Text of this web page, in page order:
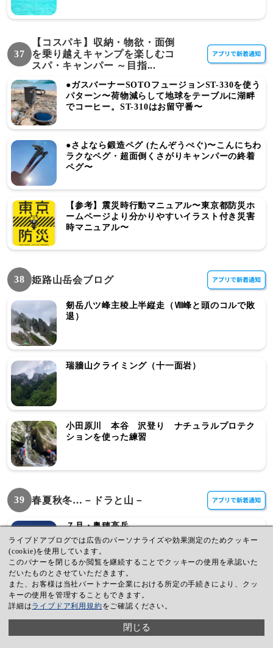
37
【コスパキ】収納・物欲・面倒
を乗り越えキャンプを楽しむコ
スパ・キャンパー ～目指...
●ガスバーナーSOTOフュージョンST-330を使う
パターン〜荷物減らして地球をテーブルに湖畔
でコーヒー。ST-310はお留守番〜
●さよなら鍛造ペグ (たんぞうぺぐ)〜こんにちわ
ラクなペグ・超面倒くさがりキャンパーの終着
ペグ〜
【参考】震災時行動マニュアル〜東京都防災ホ
ームページより分かりやすいイラスト付き災害
時マニュアル〜
38 姫路山岳会ブログ
剱岳八ツ峰主稜上半縦走（Ⅷ峰と頭のコルで敗
退）
瑞牆山クライミング（十一面岩）
小田原川 本谷 沢登り ナチュラルプロテク
ションを使った練習
39 春夏秋冬…－ドラと山－
７月・奥穂高岳
続・滝子山の「ナラ枯れ」について
ライブドアブログでは広告のパーソナライズや効果測定のためクッキー
(cookie)を使用しています。
このバナーを閉じるか閲覧を継続することでクッキーの使用を承認いた
だいたものとさせていただきます。
また、お客様は当社パートナー企業における所定の手続きにより、クッ
キーの使用を管理することもできます。
詳細はライブドア利用規約をご確認ください。
閉じる